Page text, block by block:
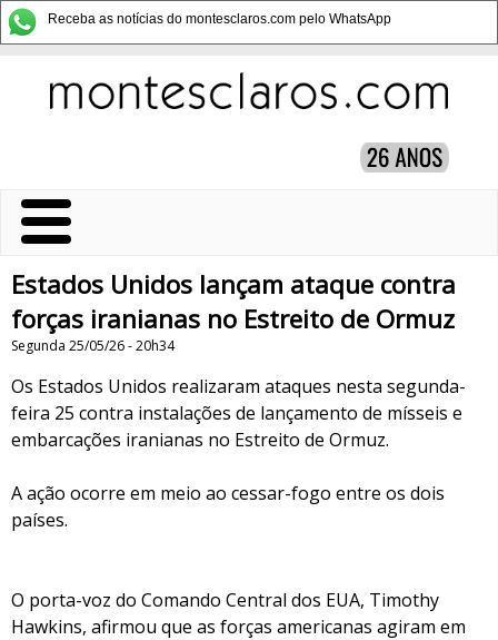
Receba as notícias do montesclaros.com pelo WhatsApp
Estados Unidos lançam ataque contra
forças iranianas no Estreito de Ormuz
Segunda 25/05/26 - 20h34
Os Estados Unidos realizaram ataques nesta segunda-
feira 25 contra instalações de lançamento de mísseis e
embarcações iranianas no Estreito de Ormuz.
A ação ocorre em meio ao cessar-fogo entre os dois
países.
O porta-voz do Comando Central dos EUA, Timothy
Hawkins, afirmou que as forças americanas agiram em